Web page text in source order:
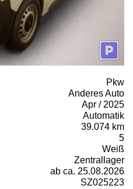
Pkw
Anderes Auto
Apr / 2025
Automatik
39.074 km
5
Weiß
Zentrallager
ab ca. 25.08.2026
SZ025223